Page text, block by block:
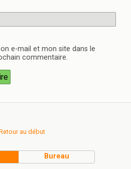
e-mail et mon site dans le
commentaire.
au début
Bureau